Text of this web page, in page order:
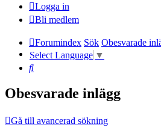
Logga in
Bli medlem
Forumindex Sök Obesvarade
Select Language ▼
Sök
Obesvarade inlägg
Gå till avancerad sökning